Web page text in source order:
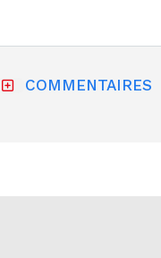
COMMENTAIRES